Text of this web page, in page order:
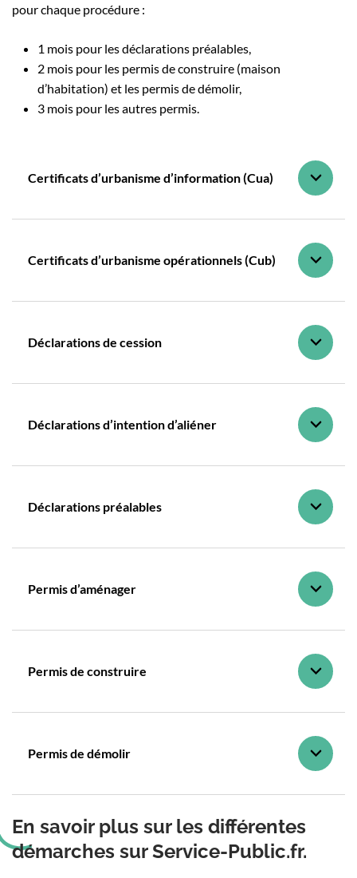
pour chaque procédure :
1 mois pour les déclarations préalables,
2 mois pour les permis de construire (maison
d’habitation) et les permis de démolir,
3 mois pour les autres permis.
Certificats d’urbanisme d’information (Cua)
Certificats d’urbanisme opérationnels (Cub)
Déclarations de cession
Déclarations d’intention d’aliéner
Déclarations préalables
Permis d’aménager
Permis de construire
Permis de démolir
En savoir plus sur les différentes
démarches sur Service-Public.fr.